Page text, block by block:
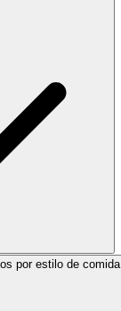
por estilo de comida